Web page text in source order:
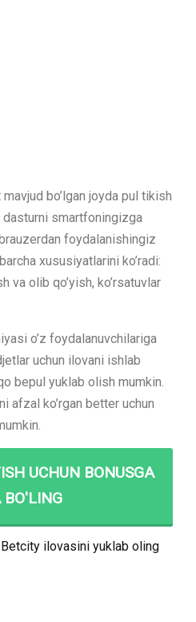
bo’lgan joyda pul tikish
smartfoningizga
foydalanishingiz
xususiyatlarini ko’radi:
va olib qo’yish, ko’rsatuvlar
o’z foydalanuvchilariga
uchun ilovani ishlab
bepul yuklab olish mumkin.
afzal ko’rgan better uchun
UCHUN BONUSGA
BO'LING
ilovasini yuklab oling